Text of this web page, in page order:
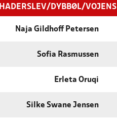
HADERSLEV/DYBBØL/VOJENS
Naja Gildhoff Petersen
Sofia Rasmussen
Erleta Oruqi
Silke Swane Jensen